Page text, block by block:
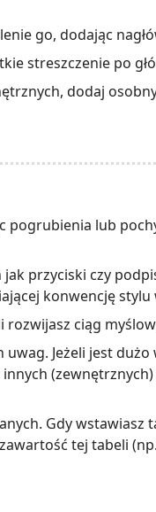
go, dodając
streszczenie po
dodaj
lub
przyciski czy
konwencję
ciąg
Jeżeli jest
Gdy wstawiasz
tej tabeli (np.